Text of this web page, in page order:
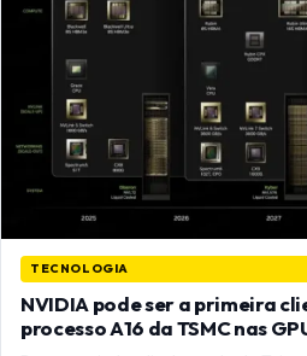
TECNOLOGIA
NVIDIA pode ser a primeira
processo A16 da TSMC nas